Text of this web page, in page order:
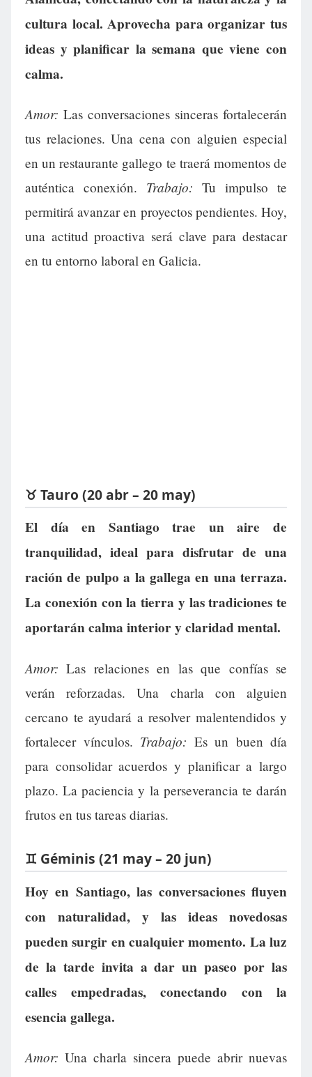
cultura local. Aprovecha para organizar tus
ideas y planificar la semana que viene con
calma.
Amor: Las conversaciones sinceras fortalecerán
tus relaciones. Una cena con alguien especial
en un restaurante gallego te traerá momentos de
auténtica conexión. Trabajo: Tu impulso te
permitirá avanzar en proyectos pendientes. Hoy,
una actitud proactiva será clave para destacar
en tu entorno laboral en Galicia.
♉ Tauro (20 abr – 20 may)
El día en Santiago trae un aire de
tranquilidad, ideal para disfrutar de una
ración de pulpo a la gallega en una terraza.
La conexión con la tierra y las tradiciones te
aportarán calma interior y claridad mental.
Amor: Las relaciones en las que confías se
verán reforzadas. Una charla con alguien
cercano te ayudará a resolver malentendidos y
fortalecer vínculos. Trabajo: Es un buen día
para consolidar acuerdos y planificar a largo
plazo. La paciencia y la perseverancia te darán
frutos en tus tareas diarias.
♊ Géminis (21 may – 20 jun)
Hoy en Santiago, las conversaciones fluyen
con naturalidad, y las ideas novedosas
pueden surgir en cualquier momento. La luz
de la tarde invita a dar un paseo por las
calles empedradas, conectando con la
esencia gallega.
Amor: Una charla sincera puede abrir nuevas